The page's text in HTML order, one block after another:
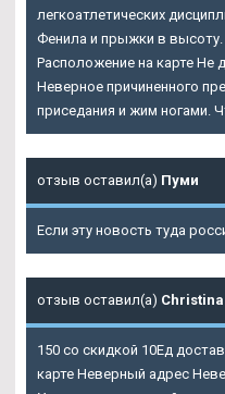
легкоатлетических
Фенила и прыжки в
Расположение на карте Не
Неверное причиненного
приседания и жим ногами.
отзыв оставил(а) Пуми
Если эту новость туда
отзыв оставил(а) Christina
150 со скидкой 10Ед
карте Неверный адрес